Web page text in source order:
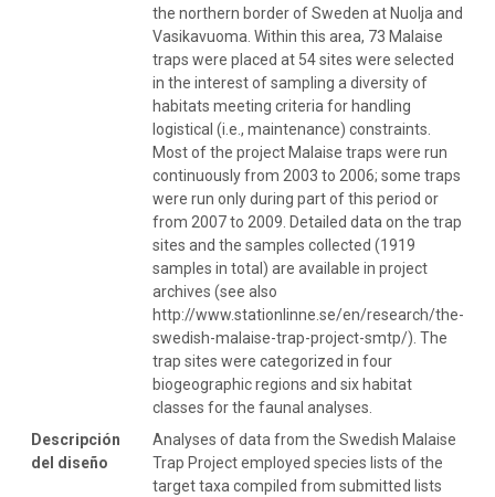
the northern border of Sweden at Nuolja and
Vasikavuoma. Within this area, 73 Malaise
traps were placed at 54 sites were selected
in the interest of sampling a diversity of
habitats meeting criteria for handling
logistical (i.e., maintenance) constraints.
Most of the project Malaise traps were run
continuously from 2003 to 2006; some traps
were run only during part of this period or
from 2007 to 2009. Detailed data on the trap
sites and the samples collected (1919
samples in total) are available in project
archives (see also
http://www.stationlinne.se/en/research/the-
swedish-malaise-trap-project-smtp/). The
trap sites were categorized in four
biogeographic regions and six habitat
classes for the faunal analyses.
Descripción
del diseño
Analyses of data from the Swedish Malaise
Trap Project employed species lists of the
target taxa compiled from submitted lists